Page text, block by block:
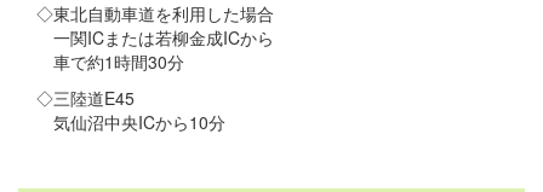
◇東北自動車道を利用した場合
一関ICまたは若柳金成ICから
車で約1時間30分
◇三陸道E45
気仙沼中央ICから10分